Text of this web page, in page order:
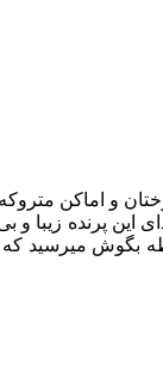
و اماکن
میرسید که